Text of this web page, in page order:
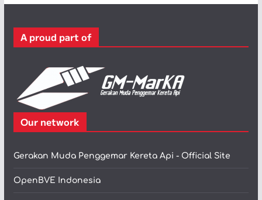
A proud part of
Our network
Gerakan Muda Penggemar Kereta Api - Official Site
OpenBVE Indonesia